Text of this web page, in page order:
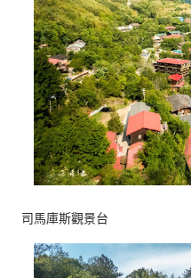
司馬庫斯觀景台